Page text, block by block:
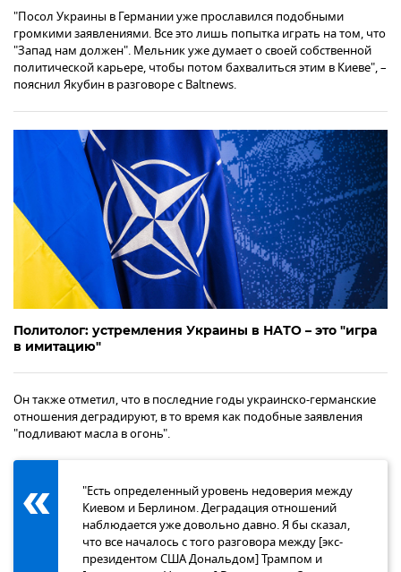
"Посол Украины в Германии уже прославился подобными
громкими заявлениями. Все это лишь попытка играть на том, что
"Запад нам должен". Мельник уже думает о своей собственной
политической карьере, чтобы потом бахвалиться этим в Киеве", –
пояснил Якубин в разговоре с Baltnews.
Политолог: устремления Украины в НАТО – это "игра
в имитацию"
Он также отметил, что в последние годы украинско-германские
отношения деградируют, в то время как подобные заявления
"подливают масла в огонь".
"Есть определенный уровень недоверия между
Киевом и Берлином. Деградация отношений
наблюдается уже довольно давно. Я бы сказал,
что все началось с того разговора между [экс-
президентом США Дональдом] Трампом и